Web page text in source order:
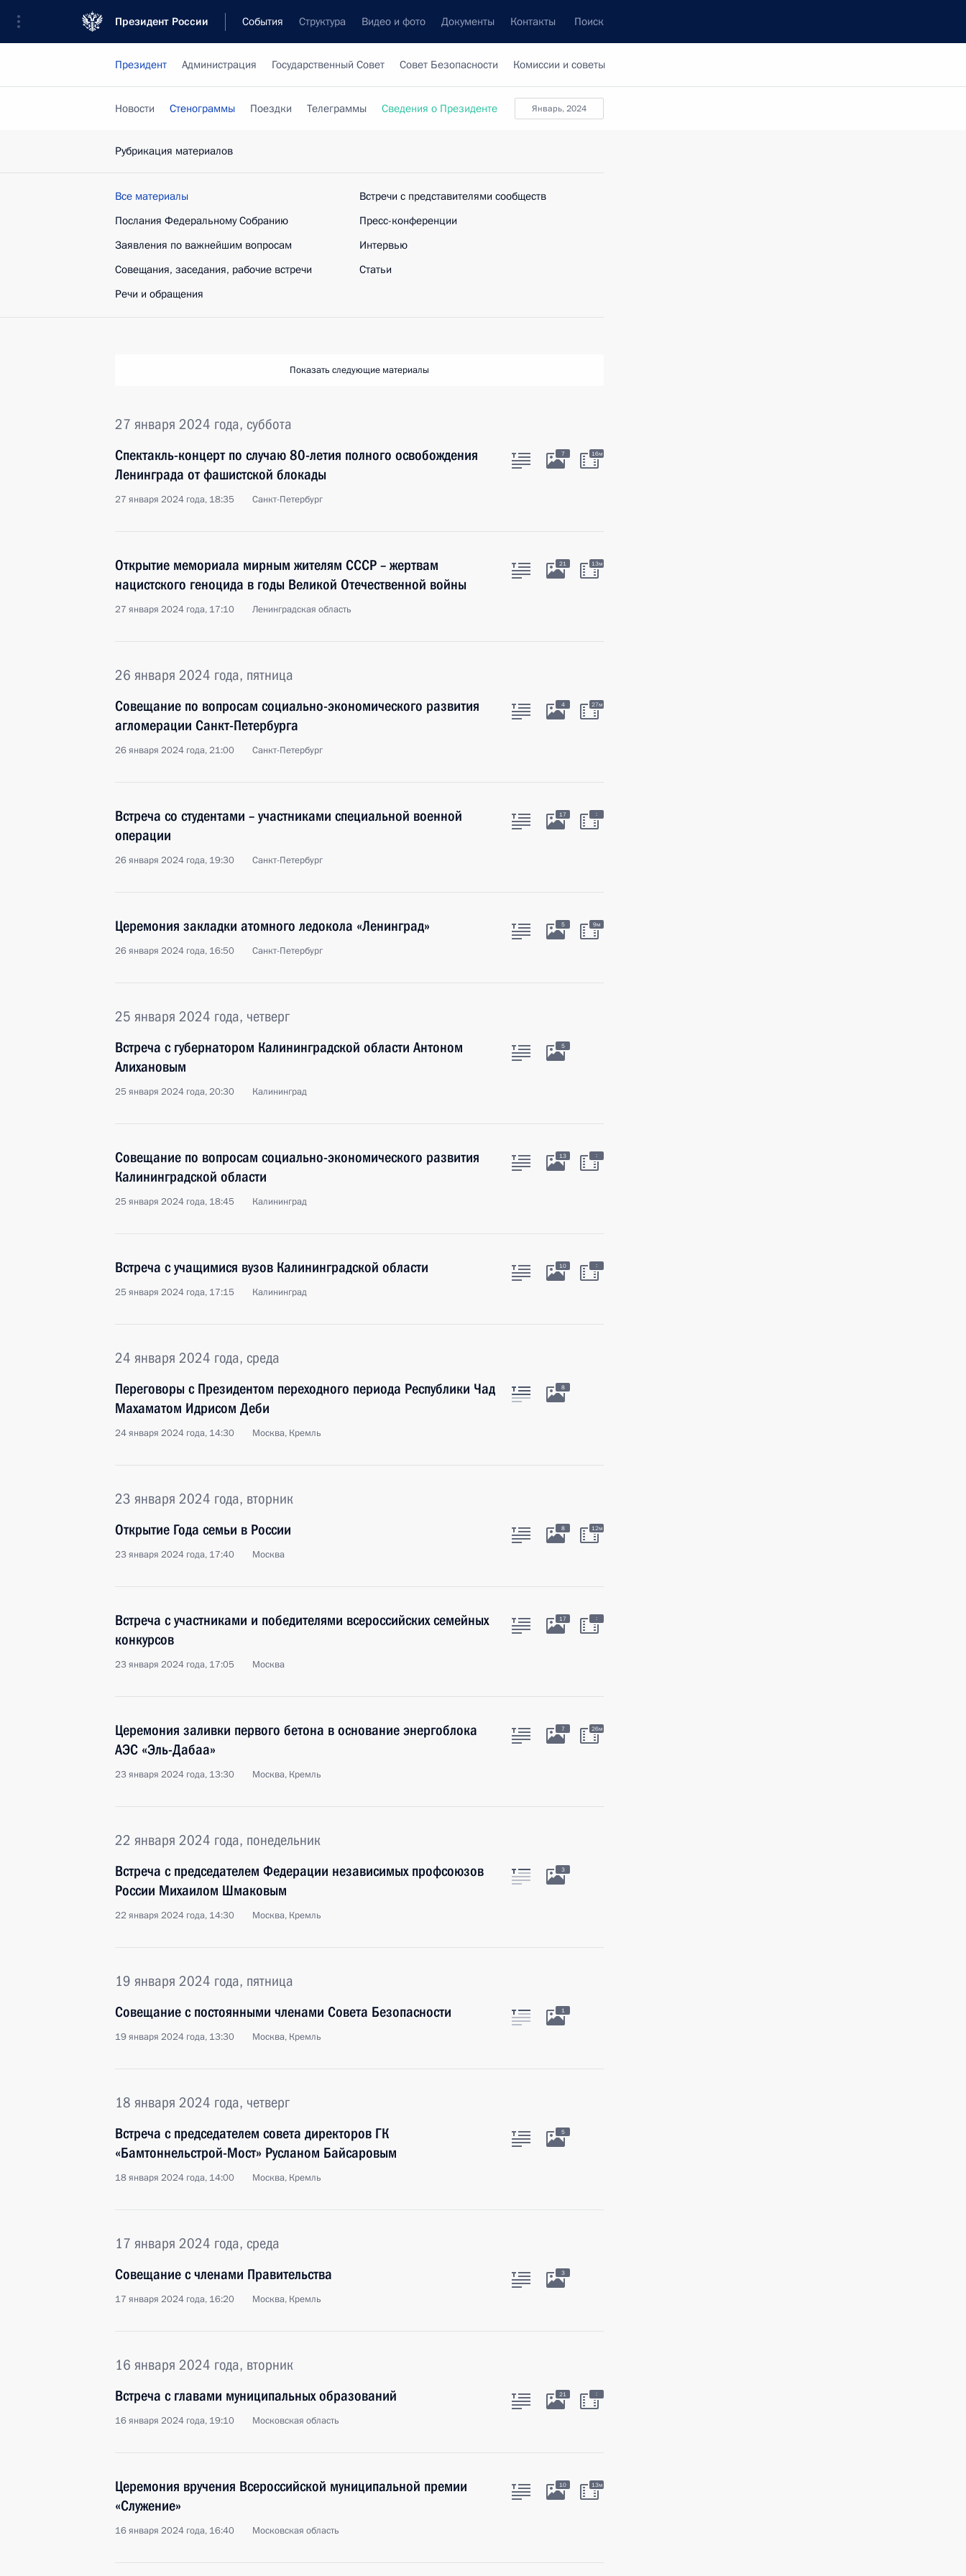
Президент России События Структура Видео и фото Документы Контакты Поиск
Президент Администрация Государственный Совет Совет Безопасности Комиссии и советы
январь, 2024
Новости Стенограммы Поездки Телеграммы Сведения о Президенте
Рубрикация материалов
Все материалы
Послания Федеральному Собранию
Заявления по важнейшим вопросам
Совещания, заседания, рабочие встречи
Речи и обращения
Встречи с представителями сообществ
Пресс-конференции
Интервью
Статьи
Показать следующие материалы
27 января 2024 года, суббота
Спектакль-концерт по случаю 80-летия полного освобождения
Ленинграда от фашистской блокады
27 января 2024 года, 18:35 Санкт-Петербург
7 16м
Открытие мемориала мирным жителям СССР – жертвам
нацистского геноцида в годы Великой Отечественной войны
27 января 2024 года, 17:10 Ленинградская область
21 13м
26 января 2024 года, пятница
Совещание по вопросам социально-экономического развития
агломерации Санкт-Петербурга
26 января 2024 года, 21:00 Санкт-Петербург
4 27м
Встреча со студентами – участниками специальной военной
операции
26 января 2024 года, 19:30 Санкт-Петербург
17 :
Церемония закладки атомного ледокола «Ленинград»
26 января 2024 года, 16:50 Санкт-Петербург
5 9м
25 января 2024 года, четверг
Встреча с губернатором Калининградской области Антоном
Алихановым
25 января 2024 года, 20:30 Калининград
5
Совещание по вопросам социально-экономического развития
Калининградской области
25 января 2024 года, 18:45 Калининград
13 :
Встреча с учащимися вузов Калининградской области
25 января 2024 года, 17:15 Калининград
10 :
24 января 2024 года, среда
Переговоры с Президентом переходного периода Республики Чад
Махаматом Идрисом Деби
24 января 2024 года, 14:30 Москва, Кремль
8
23 января 2024 года, вторник
Открытие Года семьи в России
23 января 2024 года, 17:40 Москва
8 12м
Встреча с участниками и победителями всероссийских семейных
конкурсов
23 января 2024 года, 17:05 Москва
17 :
Церемония заливки первого бетона в основание энергоблока
АЭС «Эль-Дабаа»
23 января 2024 года, 13:30 Москва, Кремль
7 26м
22 января 2024 года, понедельник
Встреча с председателем Федерации независимых профсоюзов
России Михаилом Шмаковым
22 января 2024 года, 14:30 Москва, Кремль
3
19 января 2024 года, пятница
Совещание с постоянными членами Совета Безопасности
19 января 2024 года, 13:30 Москва, Кремль
1
18 января 2024 года, четверг
Встреча с председателем совета директоров ГК
«Бамтоннельстрой-Мост» Русланом Байсаровым
18 января 2024 года, 14:00 Москва, Кремль
5
17 января 2024 года, среда
Совещание с членами Правительства
17 января 2024 года, 16:20 Москва, Кремль
3
16 января 2024 года, вторник
Встреча с главами муниципальных образований
16 января 2024 года, 19:10 Московская область
21 :
Церемония вручения Всероссийской муниципальной премии
«Служение»
16 января 2024 года, 16:40 Московская область
10 13м